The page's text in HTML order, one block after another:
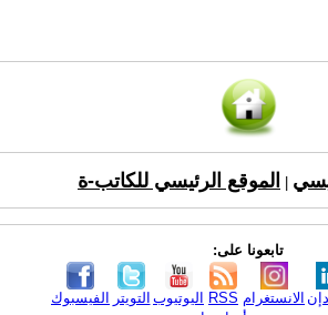
الموقع الرئيسي للكاتب-ة
تابعونا على:
الفيسبوك التويتر اليوتيوب RSS الانستغرام